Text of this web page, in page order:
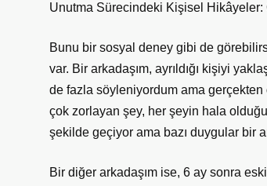
Unutma Sürecindeki Kişisel
Bunu bir sosyal deney gibi de
var. Bir arkadaşım, ayrıldığı kişiyi
de fazla söyleniyordum ama gerçekten
çok zorlayan şey, her şeyin hala
şekilde geçiyor ama bazı duygular bir
Bir diğer arkadaşım ise, 6 ay sonra